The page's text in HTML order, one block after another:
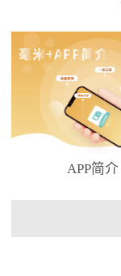
APP简介